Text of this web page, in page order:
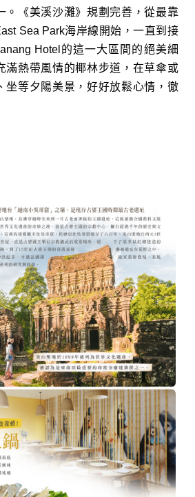
。《美溪沙灘》規劃完善，從最靠
Sea Park海岸線開始，一直到接
Hotel的這一大區間的絕美細
滿熱帶風情的椰林步道，在草傘或
坐等夕陽美景，好好放鬆心情，徹